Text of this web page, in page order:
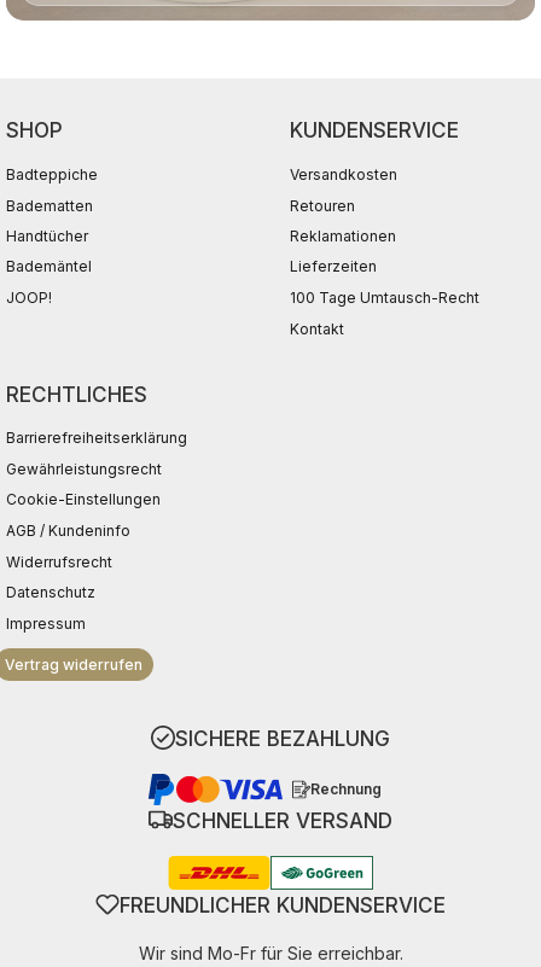
SHOP
Badteppiche
Badematten
Handtücher
Bademäntel
JOOP!
KUNDENSERVICE
Versandkosten
Retouren
Reklamationen
Lieferzeiten
100 Tage Umtausch-Recht
Kontakt
RECHTLICHES
Barrierefreiheitserklärung
Gewährleistungsrecht
Cookie-Einstellungen
AGB / Kundeninfo
Widerrufsrecht
Datenschutz
Impressum
Vertrag widerrufen
SICHERE BEZAHLUNG
Rechnung
SCHNELLER VERSAND
FREUNDLICHER KUNDENSERVICE
Wir sind Mo-Fr für Sie erreichbar.